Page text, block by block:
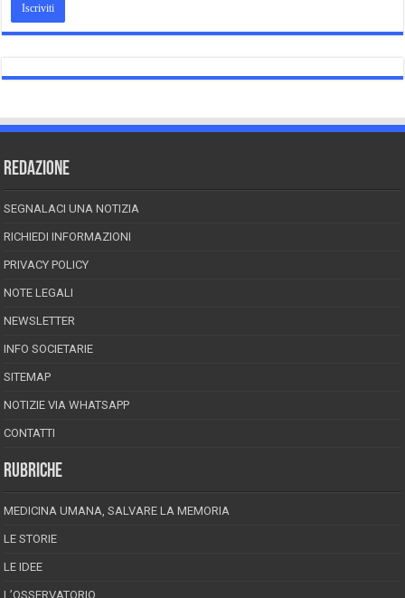
REDAZIONE
SEGNALACI UNA NOTIZIA
RICHIEDI INFORMAZIONI
PRIVACY POLICY
NOTE LEGALI
NEWSLETTER
INFO SOCIETARIE
SITEMAP
NOTIZIE VIA WHATSAPP
CONTATTI
RUBRICHE
MEDICINA UMANA, SALVARE LA MEMORIA
LE STORIE
LE IDEE
L’OSSERVATORIO